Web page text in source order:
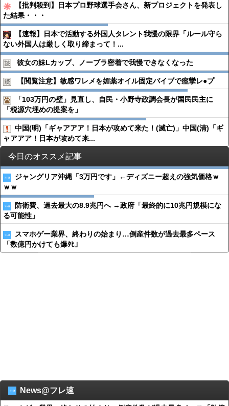
【批判殺到】日本プロ野球選手会さん、新プロジェクトを発表し
た結果・・・
【速報】日本で活動する外国人タレント我慢の限界「ルール守ら
ない外国人は厳しく取り締まって！...
彼女の妹Lカップ、ノーブラ密着で我慢できなくなった
【閲覧注意】敏感ワレメを媚薬オイル固定バイブで痙攣レ●︎プ
「103万円の壁」見直し、自民・小野寺政調会長が国民民主に
「税源穴埋めの提案を」
中国(明)「ギャアアア！日本が攻めて来た！(滅亡)」中国(清)「ギ
ャアアア！日本が攻めて来...
今日のオススメ記事
ジャングリア沖縄「3万円です」←ディズニー超えの強気価格ｗ
ｗｗ
防衛費、過去最大の8.9兆円へ →政府「最終的に10兆円規模にな
る可能性」
スマホゲー業界、終わりの始まり…倒産件数が過去最多ペース
「数億円かけても爆ﾀﾋ」
News@フレ速